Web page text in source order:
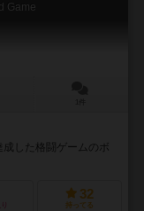
Game
した格闘ゲームのボ
32
持ってる